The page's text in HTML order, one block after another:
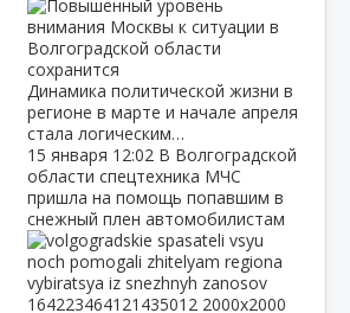
Динамика политической жизни в
регионе в марте и начале апреля
стала логическим…
15 января 12:02 В Волгоградской
области спецтехника МЧС
пришла на помощь попавшим в
снежный плен автомобилистам